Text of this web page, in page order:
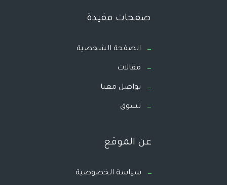
صفحات مفيدة
الصفحة الشخصية
مقالات
تواصل معنا
تسوق
عن الموقع
سياسة الخصوصية